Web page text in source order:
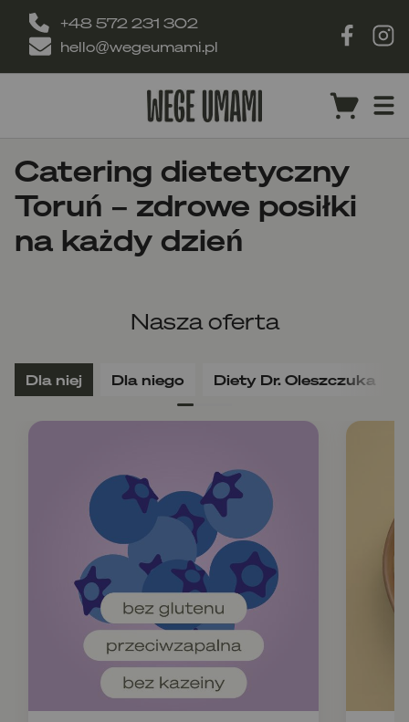
+48 572 231 302
hello@wegeumami.pl
Catering dietetyczny
Toruń – zdrowe posiłki
na każdy dzień
Nasza oferta
Dla niej Dla niego Diety Dr. Oleszczuka